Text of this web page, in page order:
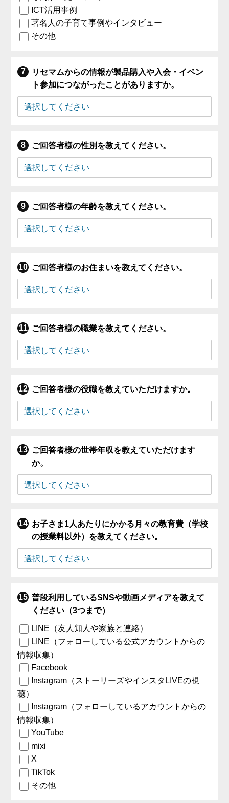
ICT活用事例
著名人の子育て事例やインタビュー
その他
リセマムからの情報が製品購入や入会・イベン
ト参加につながったことがありますか。
ご回答者様の性別を教えてください。
ご回答者様の年齢を教えてください。
ご回答者様のお住まいを教えてください。
ご回答者様の職業を教えてください。
ご回答者様の役職を教えていただけますか。
ご回答者様の世帯年収を教えていただけます
か。
お子さま1人あたりにかかる月々の教育費（学校
の授業料以外）を教えてください。
普段利用しているSNSや動画メディアを教えて
ください（3つまで）
LINE（友人知人や家族と連絡）
LINE（フォローしている公式アカウントからの
情報収集）
Facebook
Instagram（ストーリーズやインスタLIVEの視
聴）
Instagram（フォローしているアカウントからの
情報収集）
YouTube
mixi
X
TikTok
その他